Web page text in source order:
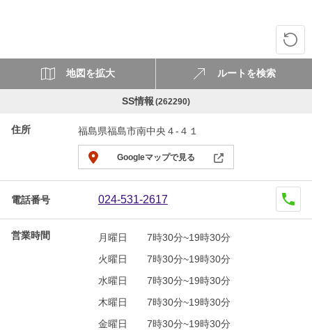
SS情報 (262290)
住所 福島県福島市南中央４-４１
Googleマップで見る
電話番号 024-531-2617
営業時間 月曜日
7時30分~19時30分
火曜日
7時30分~19時30分
水曜日
7時30分~19時30分
木曜日
7時30分~19時30分
金曜日
7時30分~19時30分
地図を拡大 ルートを検索